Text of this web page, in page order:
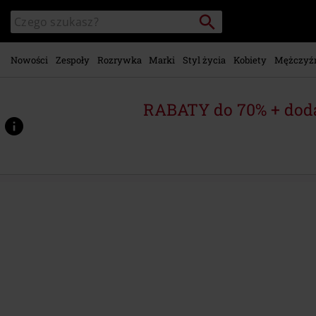
głównej
zawartości
Wyszukaj
katalog
Szukaj
Nowości Zespoły Rozrywka Marki Styl życia Kobiety
RABATY do 70% +